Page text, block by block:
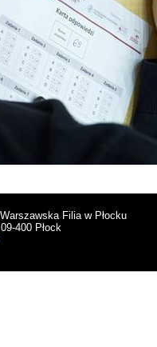
Filia w Płocku
400 Płock